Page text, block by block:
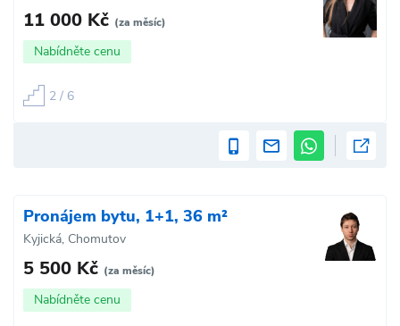
11 000 Kč (za měsíc)
Nabídněte cenu
2 / 6
Pronájem bytu, 1+1, 36 m²
Kyjická, Chomutov
5 500 Kč (za měsíc)
Nabídněte cenu